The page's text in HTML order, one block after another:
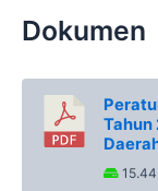
Dokumen
Tahun